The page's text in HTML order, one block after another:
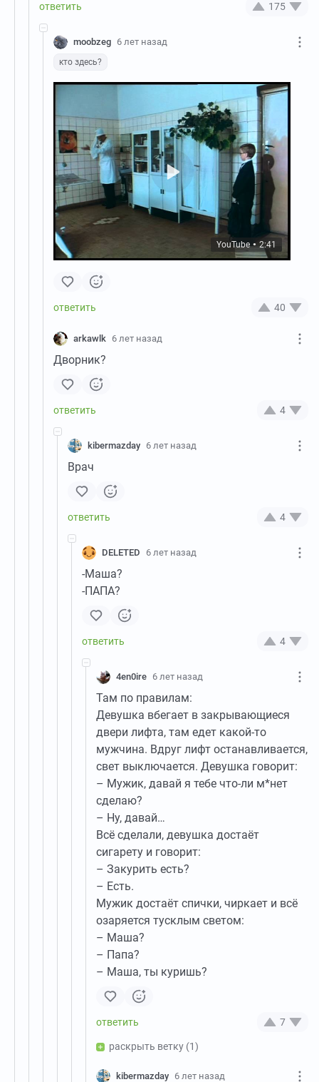
175
moobzeg 6 лет назад
кто здесь?
YouTube ● 2:41
40
arkawlk 6 лет назад
Дворник?
4
kibermazday 6 лет назад
Врач
4
DELETED 6 лет назад
-Маша?
-ПАПА?
4
4en0ire 6 лет назад
Там по правилам:
Девушка вбегает в закрывающиеся
двери лифта, там едет какой-то
мужчина. Вдруг лифт останавливается,
свет выключается. Девушка говорит:
– Мужик, давай я тебе что-ли м*нет
сделаю?
– Ну, давай…
Всё сделали, девушка достаёт
сигарету и говорит:
– Закурить есть?
– Есть.
Мужик достаёт спички, чиркает и всё
озаряется тусклым светом:
– Маша?
– Папа?
– Маша, ты куришь?
7
раскрыть ветку (1)
kibermazday 6 лет назад